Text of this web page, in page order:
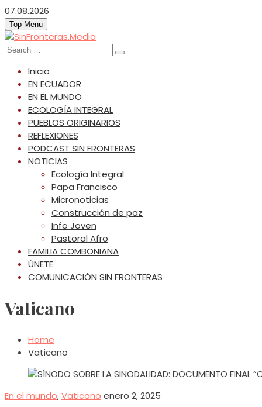
Skip
to
content
07.08.2026
Top Menu
Search
Inicio
EN ECUADOR
EN EL MUNDO
ECOLOGÍA INTEGRAL
PUEBLOS ORIGINARIOS
REFLEXIONES
PODCAST SIN FRONTERAS
NOTICIAS
Ecología Integral
Papa Francisco
Micronoticias
Construcción de paz
Info Joven
Pastoral Afro
FAMILIA COMBONIANA
ÚNETE
COMUNICACIÓN SIN FRONTERAS
Vaticano
Home
Vaticano
En el mundo,Vaticano enero 2, 2025